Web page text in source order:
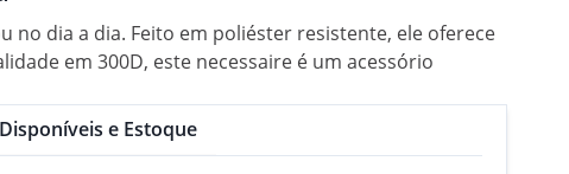
no dia a dia. Feito em poliéster resistente, ele oferece
em 300D, este necessaire é um acessório
e Estoque